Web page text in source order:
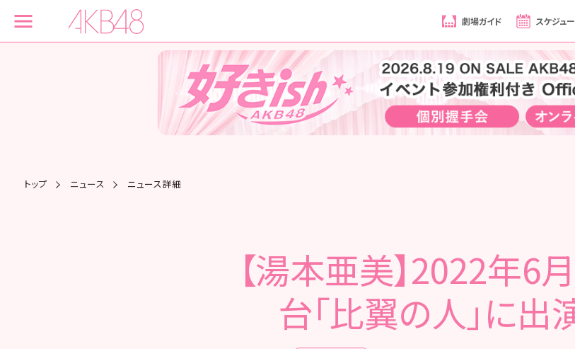
劇場ガイド スケジュ
トップ ニュース ニュース詳細
【湯本亜美】2022年6
台「比翼の人」に出